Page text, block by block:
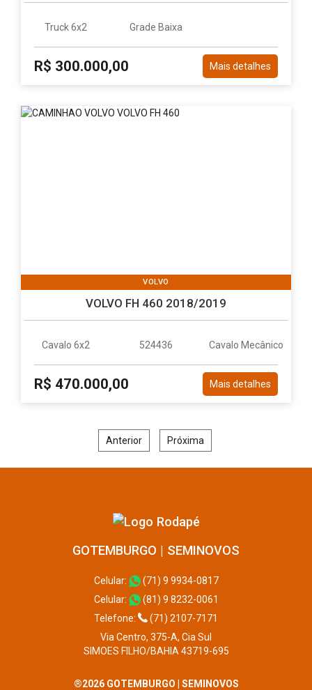
Truck 6x2 Grade Baixa
R$ 300.000,00 Mais detalhes
VOLVO
VOLVO FH 460 2018/2019
Cavalo 6x2 524436 Cavalo Mecânico
R$ 470.000,00 Mais detalhes
Anterior Próxima
GOTEMBURGO | SEMINOVOS
Celular:
(71) 9 9934-0817
Celular:
(81) 9 8232-0061
Telefone:
(71) 2107-7171
Via Centro, 375-A, Cia Sul
SIMOES FILHO/BAHIA 43719-695
®2026 GOTEMBURGO | SEMINOVOS